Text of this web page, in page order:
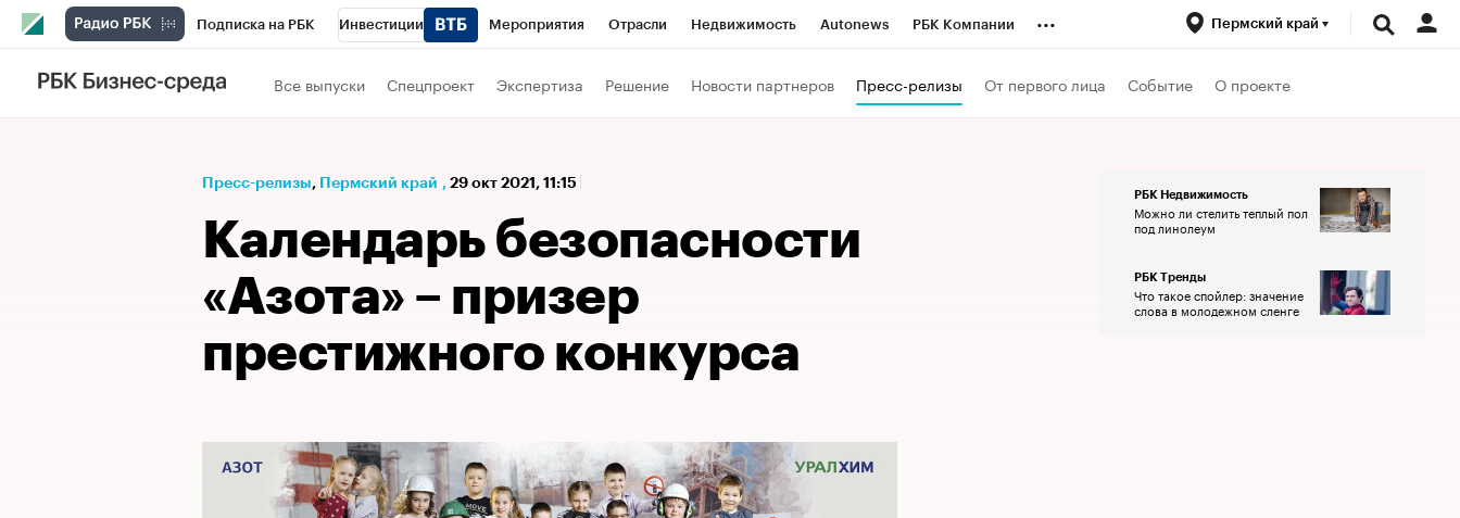
Подписка на РБК Инвестиции Мероприятия Отрасли Недвижимость Autonews РБК Компании
Телеканал
Спецпроекты Политика
Рынок наличной валюты
... Пермский край
Все выпуски Спецпроект Экспертиза Решение Новости партнеров Пресс-релизы От первого лица Событие О проекте
Пресс-релизы⁠, Пермский край , 29 окт 2021, 11:15
Календарь безопасности
«Азота» – призер
престижного конкурса
РБК Недвижимость
Можно ли стелить теплый пол
под линолеум
РБК Тренды
Что такое спойлер: значение
слова в молодежном сленге